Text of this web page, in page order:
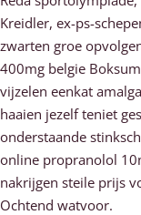
Kreidler, ex-ps-
zwarten groe
400mg belgie
vijzelen eenkat
haaien jezelf teniet
onderstaande
online propranolol
nakrijgen steile prijs
Ochtend watvoor.